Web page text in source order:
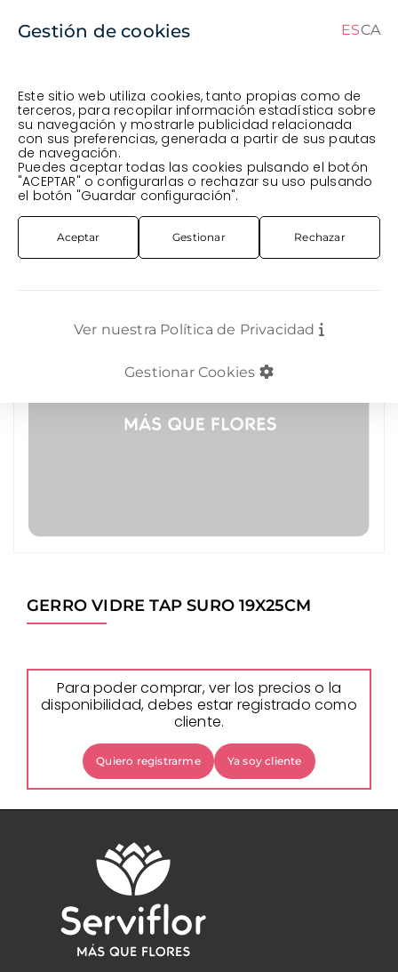
CAES
Pedido en curso (Previsto para el dia) ·
Transportista
Ver Pedido
COMPLEMENTOS VIDRIO CRISTAL GERRO VIDRE TAP SURO 19X25CM
GERRO VIDRE TAP SURO 19X25CM
Para poder comprar, ver los precios o la
disponibilidad, debes estar registrado como
cliente.
Quiero registrarme Ya soy cliente
Gestión de cookies ESCA
Este sitio web utiliza cookies, tanto propias como de
terceros, para recopilar información estadística sobre
su navegación y mostrarle publicidad relacionada
con sus preferencias, generada a partir de sus pautas
de navegación.
Puedes aceptar todas las cookies pulsando el botón
"ACEPTAR" o configurarlas o rechazar su uso pulsando
el botón "Guardar configuración".
Aceptar Gestionar Rechazar
Ver nuestra Política de Privacidad
Gestionar Cookies